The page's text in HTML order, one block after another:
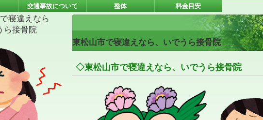
東松山市で寝違えなら、いでうら接骨院
◇東松山市で寝違えなら、いでうら接骨院
交通事故について 整体 料金目安
寝違えなら
ら接骨院